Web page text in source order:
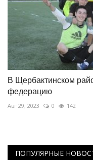
В Щербактинском
федерацию
Авг 29, 2023 0 142
ПОПУЛЯРНЫЕ